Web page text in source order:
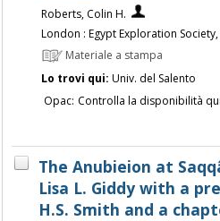
Roberts, Colin H.
London : Egypt Exploration
Materiale a stampa
Lo trovi qui: Univ. del Salento
Opac: Controlla la disponibilità
The Anubieion at
Lisa L. Giddy with a
H.S. Smith and a